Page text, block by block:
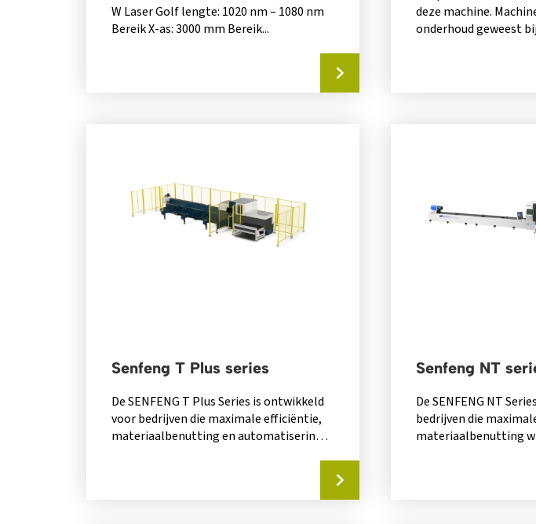
W Laser Golf lengte: 1020 nm – 1080 nm
Bereik X-as: 3000 mm Bereik...
deze machine.
onderhoud geweest
Senfeng T Plus series
De SENFENG T Plus Series is ontwikkeld
voor bedrijven die maximale efficiëntie,
materiaalbenutting en automatisering
Senfeng NT
De SENFENG NT
bedrijven die
materiaalbenutting